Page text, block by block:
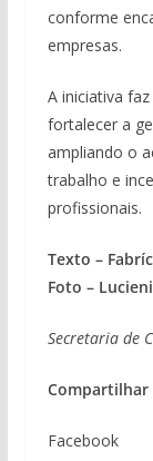
conforme
empresas.
A iniciativa
fortalecer a
ampliando o
trabalho e
profissionais.
Texto –
Foto –
Secretaria de
Compartilhar
Facebook